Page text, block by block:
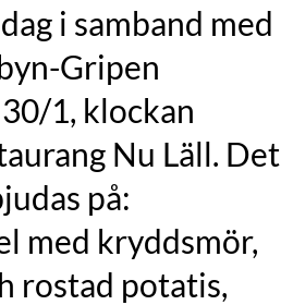
i samband med
Gripen
1, klockan
Nu Läll. Det
på:
med kryddsmör,
rostad potatis,